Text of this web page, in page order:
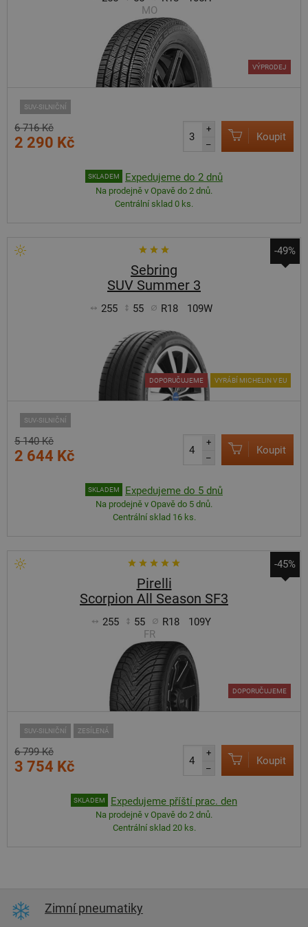
MO
SUV-SILNIČNÍ
VÝPRODEJ
6 716 Kč
2 290 Kč
+
–
Koupit
SKLADEM Expedujeme do 2 dnů
Na prodejně v Opavě do 2 dnů.
Centrální sklad 0 ks.
-49%
Sebring
SUV Summer 3
255 55 R18 109W
SUV-SILNIČNÍ
DOPORUČUJEME VYRÁBÍ MICHELIN V EU
5 140 Kč
2 644 Kč
+
–
Koupit
SKLADEM Expedujeme do 5 dnů
Na prodejně v Opavě do 5 dnů.
Centrální sklad 16 ks.
-45%
Pirelli
Scorpion All Season SF3
255 55 R18
109Y
FR
SUV-SILNIČNÍ ZESÍLENÁ
DOPORUČUJEME
6 799 Kč
3 754 Kč
+
–
Koupit
SKLADEM Expedujeme příští prac. den
Na prodejně v Opavě do 2 dnů.
Centrální sklad 20 ks.
Zimní pneumatiky